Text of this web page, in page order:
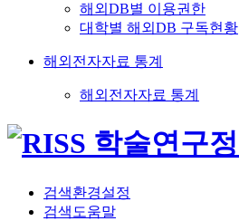
해외DB별 이용권한
대학별 해외DB 구독현황
해외전자자료 통계
해외전자자료 통계
검색환경설정
검색도움말